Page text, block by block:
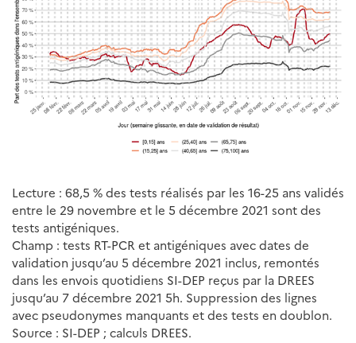
Lecture : 68,5 % des tests réalisés par les 16-25 ans validés
entre le 29 novembre et le 5 décembre 2021 sont des
tests antigéniques.
Champ : tests RT-PCR et antigéniques avec dates de
validation jusqu’au 5 décembre 2021 inclus, remontés
dans les envois quotidiens SI-DEP reçus par la DREES
jusqu’au 7 décembre 2021 5h. Suppression des lignes
avec pseudonymes manquants et des tests en doublon.
Source : SI-DEP ; calculs DREES.